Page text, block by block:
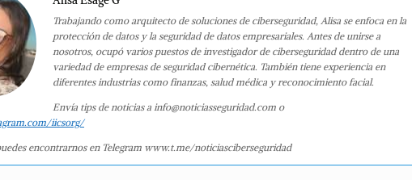
Trabajando como arquitecto de soluciones de ciberseguridad, Alisa se enfoca en la
protección de datos y la seguridad de datos empresariales. Antes de unirse a
nosotros, ocupó varios puestos de investigador de ciberseguridad dentro de una
variedad de empresas de seguridad cibernética. También tiene experiencia en
diferentes industrias como finanzas, salud médica y reconocimiento facial.
Envía tips de noticias a info@noticiasseguridad.com o
iicsorg/
encontrarnos en Telegram www.t.me/noticiasciberseguridad